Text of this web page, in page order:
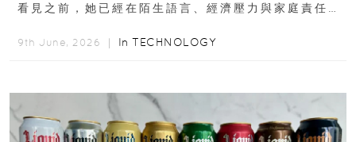
看見之前，她已經在陌生語言、經濟壓力與家庭責任之
西...
9th June, 2026 ｜ In TECHNOLOGY